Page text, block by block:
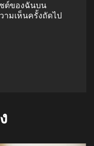
ต์ของฉันบน
ามเห็นครั้งถัดไป